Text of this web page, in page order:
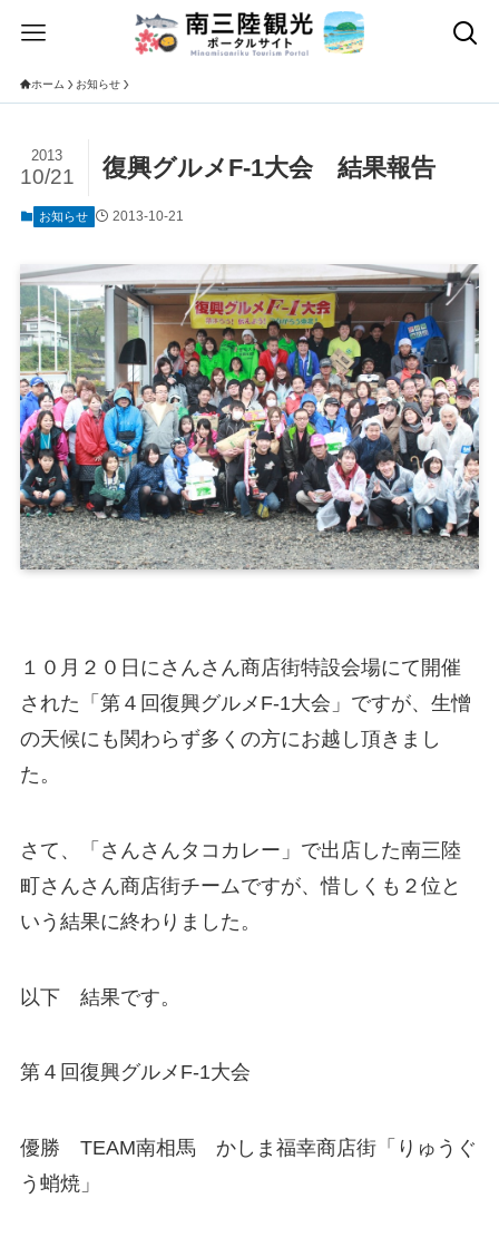
ホーム お知らせ
復興グルメF-1大会 結果報告
2013
10/21
お知らせ 2013-10-21
１０月２０日にさんさん商店街特設会場にて開催
された「第４回復興グルメF-1大会」ですが、生憎
の天候にも関わらず多くの方にお越し頂きまし
た。
さて、「さんさんタコカレー」で出店した南三陸
町さんさん商店街チームですが、惜しくも２位と
いう結果に終わりました。
以下 結果です。
第４回復興グルメF-1大会
優勝 TEAM南相馬 かしま福幸商店街「りゅうぐ
う蛸焼」